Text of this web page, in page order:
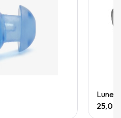
25,00